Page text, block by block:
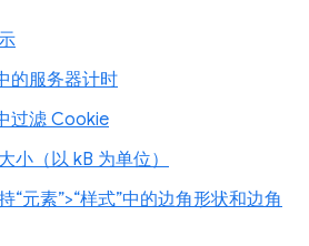
的服务器计时
过滤 Cookie
小（以 kB 为单位）
“元素”>“样式”中的边角形状和边角